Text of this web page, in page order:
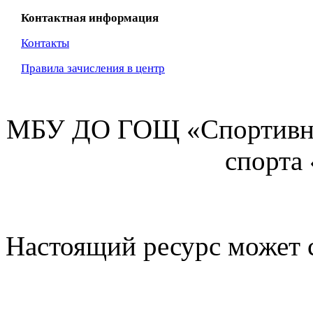
Контактная информация
Контакты
Правила зачисления в центр
МБУ ДО ГОЩ
Настоящий ресурс может